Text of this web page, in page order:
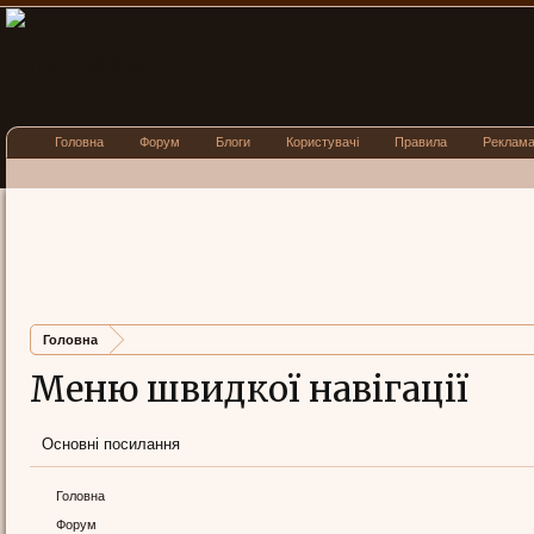
Головна
Меню швидкої навігації
Основні посилання
Головна
Форум
Головна Форум Блоги Користувачі Правила Реклама